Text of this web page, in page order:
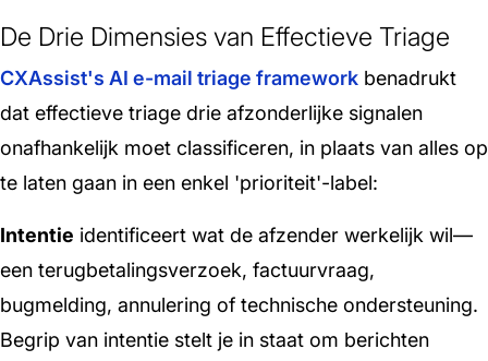
De Drie Dimensies van Effectieve Triage
CXAssist's AI e-mail triage framework benadrukt
dat effectieve triage drie afzonderlijke signalen
onafhankelijk moet classificeren, in plaats van alles op
te laten gaan in een enkel 'prioriteit'-label:
Intentie identificeert wat de afzender werkelijk wil—
een terugbetalingsverzoek, factuurvraag,
bugmelding, annulering of technische ondersteuning.
Begrip van intentie stelt je in staat om berichten